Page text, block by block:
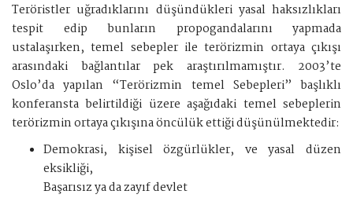
Teröristler uğradıklarını düşündükleri yasal haksızlıkları
tespit edip bunların propogandalarını yapmada
ustalaşırken, temel sebepler ile terörizmin ortaya çıkışı
arasındaki bağlantılar pek araştırılmamıştır. 2003’te
Oslo’da yapılan “Terörizmin temel Sebepleri” başlıklı
konferansta belirtildiği üzere aşağıdaki temel sebeplerin
terörizmin ortaya çıkışına öncülük ettiği düşünülmektedir:
Demokrasi, kişisel özgürlükler, ve yasal düzen
eksikliği,
Başarısız ya da zayıf devlet